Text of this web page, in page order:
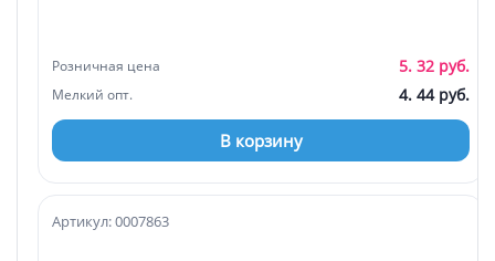
Розничная цена 5. 32 руб.
Мелкий опт. 4. 44 руб.
В корзину
Артикул: 0007863